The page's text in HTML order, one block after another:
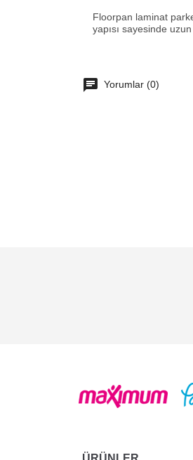
Floorpan laminat
yapısı sayesinde
Yorumlar (0)